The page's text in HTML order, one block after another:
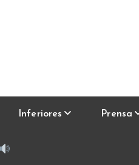
Inferiores Prensa